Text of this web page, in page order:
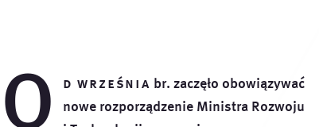
O d września br. zaczęło obowiązywać
nowe rozporządzenie Ministra Rozwoju